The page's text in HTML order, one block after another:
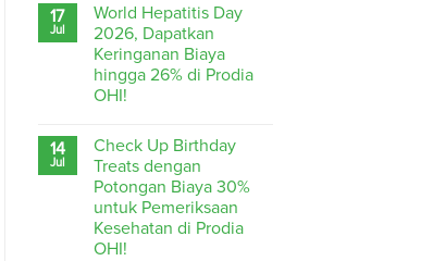
17
Jul
World Hepatitis Day
2026, Dapatkan
Keringanan Biaya
hingga 26% di Prodia
OHI!
14
Jul
Check Up Birthday
Treats dengan
Potongan Biaya 30%
untuk Pemeriksaan
Kesehatan di Prodia
OHI!